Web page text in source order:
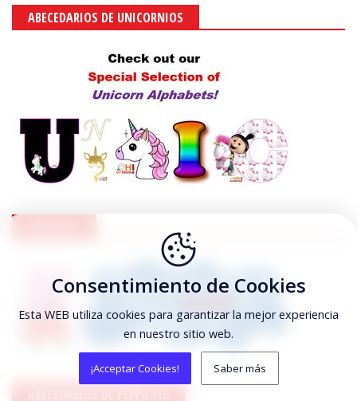
ABECEDARIOS DE UNICORNIOS
Consentimiento de Cookies
Esta WEB utiliza cookies para garantizar la mejor experiencia
en nuestro sitio web.
¡Acceptar Cookies! Saber más